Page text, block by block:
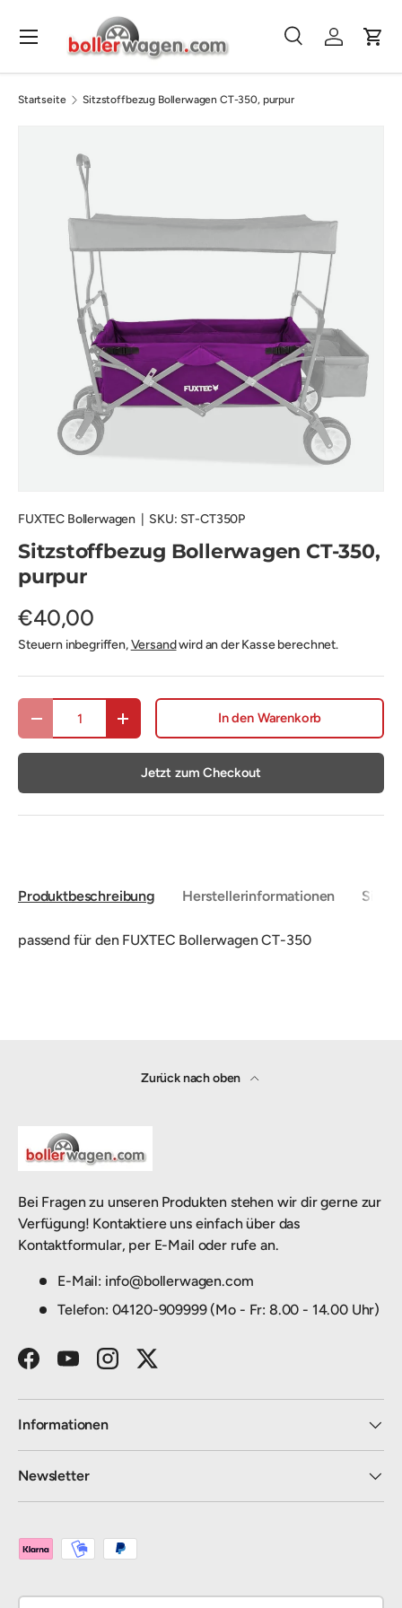
Direkt zum Inhalt
Suchen
SucheEinloggen
Menü
Startseite Sitzstoffbezug Bollerwagen CT-350, purpur
FUXTEC Bollerwagen SKU: ST-CT350P
Sitzstoffbezug Bollerwagen CT-350,
purpur
€40,00
Steuern inbegriffen,Versandwird an der Kasse berechnet.
Menge verringernMenge erhöhen In den Warenkorb
Jetzt zum Checkout
Produktbeschreibung Herstellerinformationen
passend für den FUXTEC Bollerwagen CT-350
Zurück nach oben
Bei Fragen zu unseren Produkten stehen wir dir gerne zur
Verfügung! Kontaktiere uns einfach über das
Kontaktformular, per E-Mail oder rufe an.
E-Mail: info@bollerwagen.com
Telefon: 04120-909999 (Mo - Fr: 8.00 - 14.00 Uhr)
FacebookYouTubeInstagramTwitter
Informationen
Newsletter
Zahlungsmethoden